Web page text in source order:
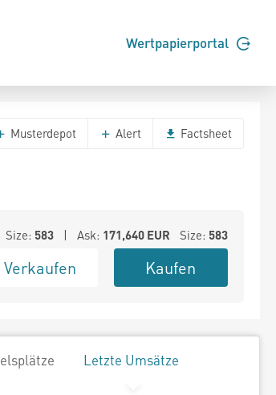
Wertpapierportal
Musterdepot Alert Factsheet
Size: 583| Ask: 171,640EUR Size: 583
Verkaufen Kaufen
Letzte Umsätze